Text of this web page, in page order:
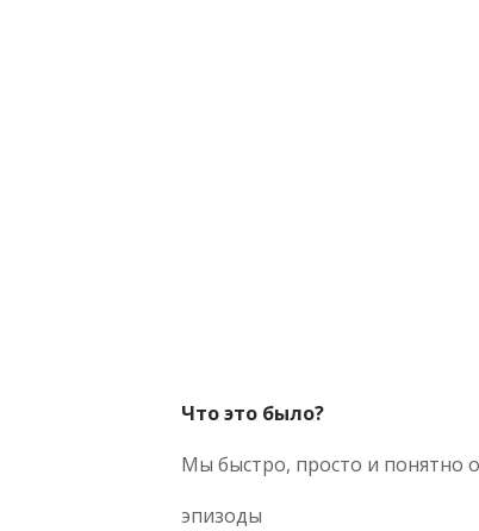
Что это было?
Мы быстро, просто и понятно
эпизоды